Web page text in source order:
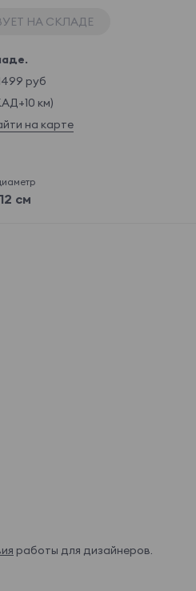
НА СКЛАДЕ
руб
км)
на карте
12 см
работы для дизайнеров.